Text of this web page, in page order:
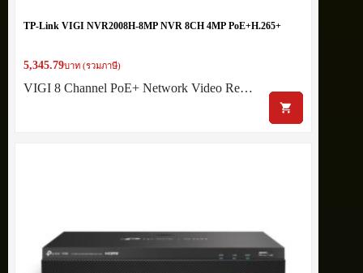
TP-Link VIGI NVR2008H-8MP NVR 8CH 4MP PoE+H.265+
5,345.79บาท (รวมภาษี)
VIGI 8 Channel PoE+ Network Video Re…